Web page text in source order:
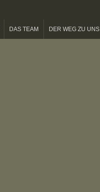
DAS TEAM DER WEG ZU UNS